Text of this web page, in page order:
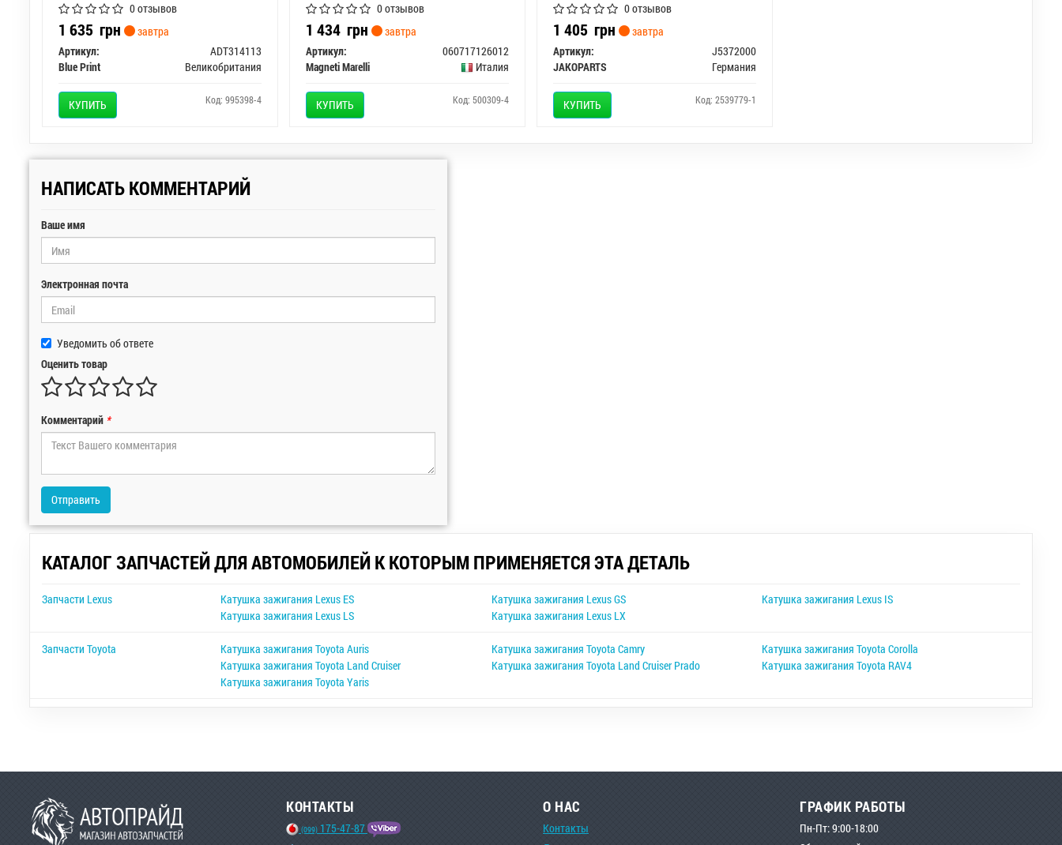
0 отзывов
1 635 грн
завтра
Артикул:
ADT314113
Blue Print
Великобритания
КУПИТЬ Код: 995398-4
0 отзывов
1 434 грн
завтра
Артикул:
060717126012
Magneti Marelli
Италия
КУПИТЬ Код: 500309-4
0 отзывов
1 405 грн
завтра
Артикул:
J5372000
JAKOPARTS
Германия
КУПИТЬ Код: 2539779-1
НАПИСАТЬ КОММЕНТАРИЙ
Ваше имя
Электронная почта
Уведомить об ответе
Оценить товар
Комментарий *
Отправить
КАТАЛОГ ЗАПЧАСТЕЙ ДЛЯ АВТОМОБИЛЕЙ К КОТОРЫМ ПРИМЕНЯЕТСЯ ЭТА ДЕТАЛЬ
Запчасти Lexus Катушка зажигания Lexus ES Катушка зажигания Lexus GS
Катушка зажигания Lexus IS
Катушка зажигания Lexus LS
Катушка зажигания Lexus LX
Запчасти Toyota Катушка зажигания Toyota Auris Катушка зажигания Toyota Camry
Катушка зажигания Toyota Corolla
Катушка зажигания Toyota Land Cruiser
Катушка зажигания Toyota Land Cruiser Prado
Катушка зажигания Toyota RAV4
Катушка зажигания Toyota Yaris
КОНТАКТЫ
(099) 175-47-87
О НАС
Контакты
ГРАФИК РАБОТЫ
Пн-Пт: 9:00-18:00